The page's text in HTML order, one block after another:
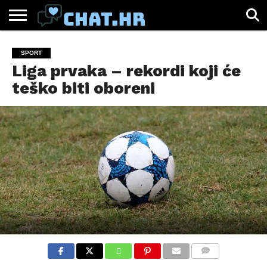
CHAT.HR
ZABAVA
ŽIVOT
VIRALNO
SPORT
Liga prvaka – rekordi koji će
teško biti oboreni